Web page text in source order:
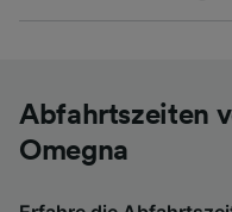
Abfahrtszeiten
Omegna